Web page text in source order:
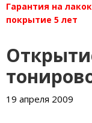
Гарантия на
покрытие 5 лет
19 апреля 2009